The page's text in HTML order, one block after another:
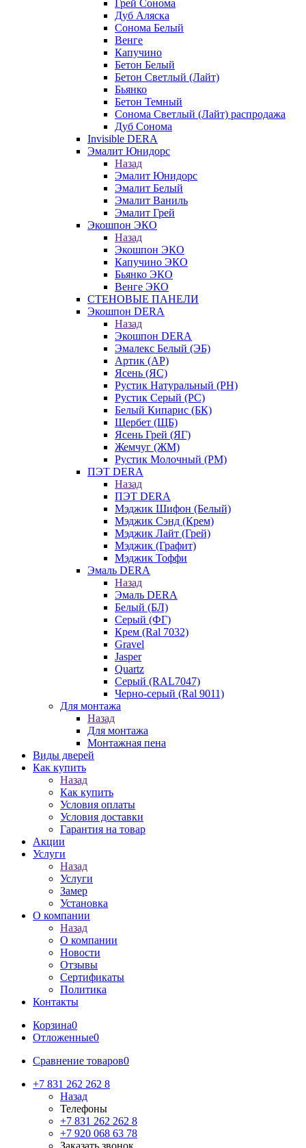
Грей Сонома
Дуб Аляска
Сонома Белый
Венге
Капучино
Бетон Белый
Бетон Светлый (Лайт)
Бьянко
Бетон Темный
Сонома Светлый (Лайт) распродажа
Дуб Сонома
Invisible DERA
Эмалит Юнидорс
Назад
Эмалит Юнидорс
Эмалит Белый
Эмалит Ваниль
Эмалит Грей
Экошпон ЭКО
Назад
Экошпон ЭКО
Капучино ЭКО
Бьянко ЭКО
Венге ЭКО
СТЕНОВЫЕ ПАНЕЛИ
Экошпон DERA
Назад
Экошпон DERA
Эмалекс Белый (ЭБ)
Артик (АР)
Ясень (ЯС)
Рустик Натуральный (РН)
Рустик Серый (РС)
Белый Кипарис (БК)
Щербет (ЩБ)
Ясень Грей (ЯГ)
Жемчуг (ЖМ)
Рустик Молочный (РМ)
ПЭТ DERA
Назад
ПЭТ DERA
Мэджик Шифон (Белый)
Мэджик Сэнд (Крем)
Мэджик Лайт (Грей)
Мэджик (Графит)
Мэджик Тоффи
Эмаль DERA
Назад
Эмаль DERA
Белый (БЛ)
Серый (ФГ)
Крем (Ral 7032)
Gravel
Jasper
Quartz
Серый (RAL7047)
Черно-серый (Ral 9011)
Для монтажа
Назад
Для монтажа
Монтажная пена
Виды дверей
Как купить
Назад
Как купить
Условия оплаты
Условия доставки
Гарантия на товар
Акции
Услуги
Назад
Услуги
Замер
Установка
О компании
Назад
О компании
Новости
Отзывы
Сертификаты
Политика
Контакты
Корзина0
Отложенные0
Сравнение товаров0
+7 831 262 262 8
Назад
Телефоны
+7 831 262 262 8
+7 920 068 63 78
Заказать звонок